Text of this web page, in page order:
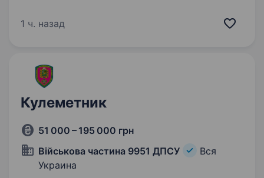
на посаду кулеметника. Якщо ти прагнеш
1 ч. назад
Кулеметник
51 000 – 195 000 грн
Військова частина 9951 ДПСУ
Вся
Украина